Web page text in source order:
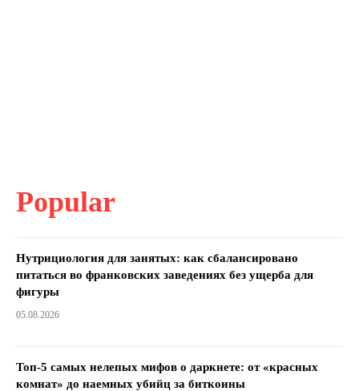
Popular
Нутрициология для занятых: как сбалансировано
питаться во франковских заведениях без ущерба для
фигуры
05.08.2026
Топ-5 самых нелепых мифов о даркнете: от «красных
комнат» до наемных убийц за биткоины